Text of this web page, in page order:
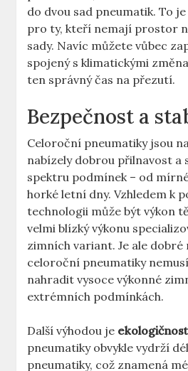
do dvou sad pneumatik. To
pro ty, kteří nemají prostor
sady. Navíc můžete vůbec
spojený s klimatickými
ten správný čas na přezutí.
Bezpečnost a
Celoroční pneumatiky jsou
nabízely dobrou přilnavost a
spektru podmínek – od
horké letní dny. Vzhledem k
technologii může být výkon
velmi blízký výkonu
zimních variant. Je ale
celoroční pneumatiky
nahradit vysoce výkonné
extrémních podmínkách.
Další výhodou je ekologičnost
pneumatiky obvykle vydrží
pneumatiky, což znamená